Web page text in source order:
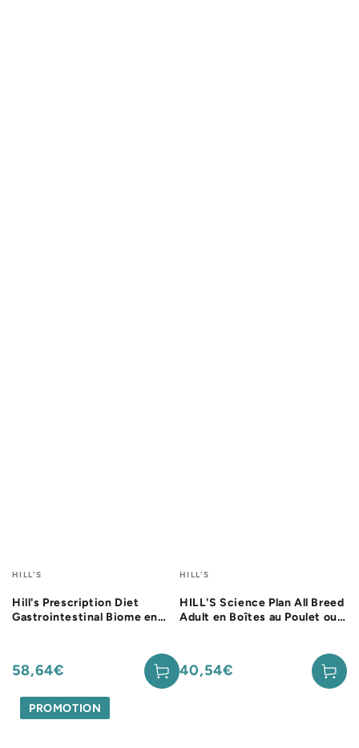
Fournisseur:
HILL'S
Hill's Prescription Diet
Gastrointestinal Biome en
Prix
58,64€
Fournisseur:
HILL'S
HILL'S Science Plan All Breed
Adult en Boîtes au Poulet ou
Prix
40,54€
PROMOTION